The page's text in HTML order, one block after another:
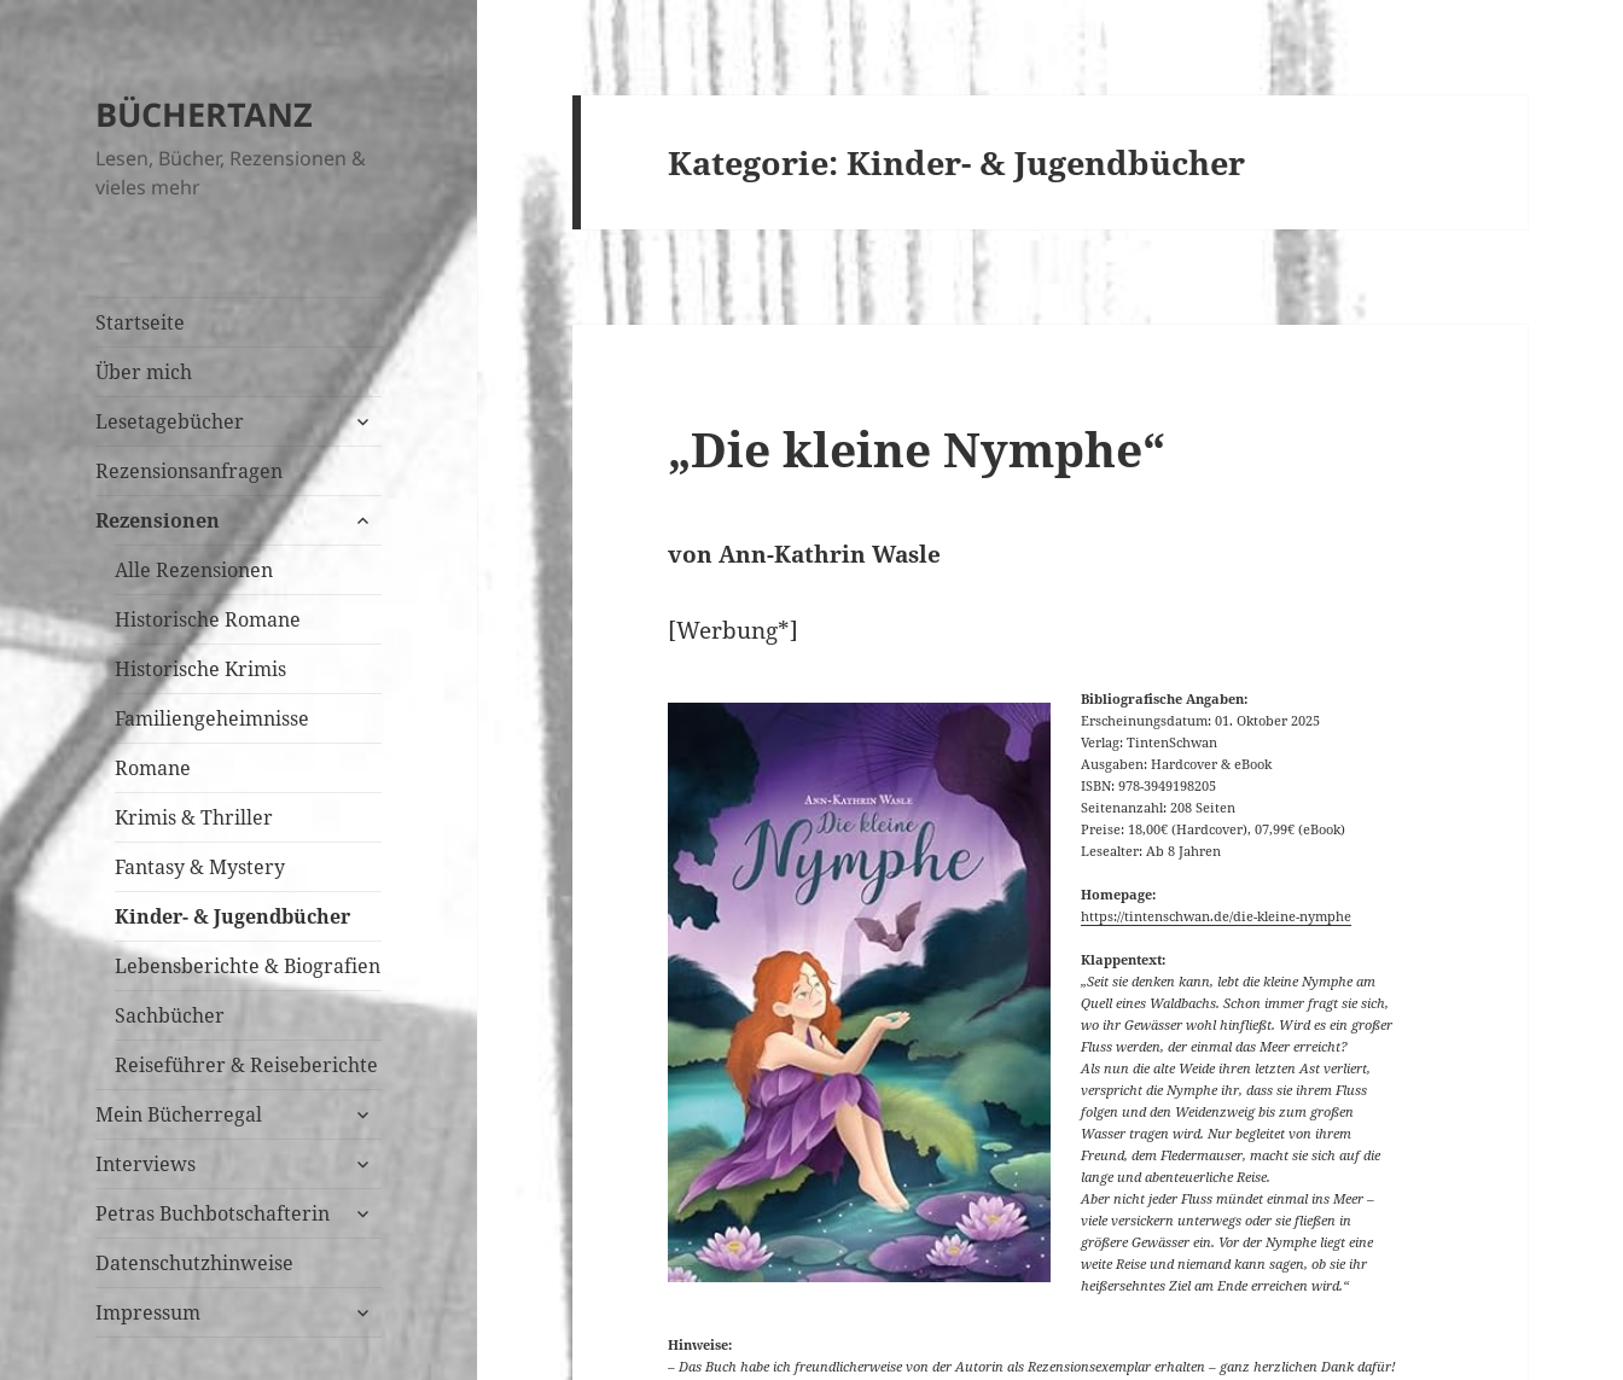
BÜCHERTANZ
Lesen, Bücher, Rezensionen &
vieles mehr
Startseite
Über mich
Lesetagebücher
untermenü
öffnen
Rezensionsanfragen
Rezensionen
untermenü
öffnen
Alle Rezensionen
Historische Romane
Historische Krimis
Familiengeheimnisse
Romane
Krimis & Thriller
Fantasy & Mystery
Kinder- & Jugendbücher
Lebensberichte & Biografien
Sachbücher
Reiseführer & Reiseberichte
Mein Bücherregal
untermenü
öffnen
Interviews
untermenü
Petras Buchbotschafterin
untermenü
Datenschutzhinweise
Impressum
untermenü
Kategorie:Kinder- & Jugendbücher
„Die kleine Nymphe“
von Ann-Kathrin Wasle
[Werbung*]
Bibliografische Angaben:
Erscheinungsdatum: 01. Oktober 2025
Verlag: TintenSchwan
Ausgaben: Hardcover & eBook
ISBN: 978-3949198205
Seitenanzahl: 208 Seiten
Preise: 18,00€ (Hardcover), 07,99€ (eBook)
Lesealter: Ab 8 Jahren
Homepage:
https://tintenschwan.de/die-kleine-nymphe
Klappentext:
„Seit sie denken kann, lebt die kleine Nymphe am
Quell eines Waldbachs. Schon immer fragt sie sich,
wo ihr Gewässer wohl hinfließt. Wird es ein großer
Fluss werden, der einmal das Meer erreicht?
Als nun die alte Weide ihren letzten Ast verliert,
verspricht die Nymphe ihr, dass sie ihrem Fluss
folgen und den Weidenzweig bis zum großen
Wasser tragen wird. Nur begleitet von ihrem
Freund, dem Fledermauser, macht sie sich auf die
lange und abenteuerliche Reise.
Aber nicht jeder Fluss mündet einmal ins Meer –
viele versickern unterwegs oder sie fließen in
größere Gewässer ein. Vor der Nymphe liegt eine
weite Reise und niemand kann sagen, ob sie ihr
heißersehntes Ziel am Ende erreichen wird.“
Hinweise:
– Das Buch habe ich freundlicherweise von der Autorin als Rezensionsexemplar erhalten – ganz herzlichen Dank dafür!